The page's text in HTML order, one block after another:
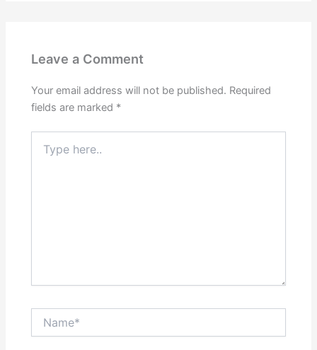
Leave a Comment
Your email address will not be published. Required
fields are marked *
here..